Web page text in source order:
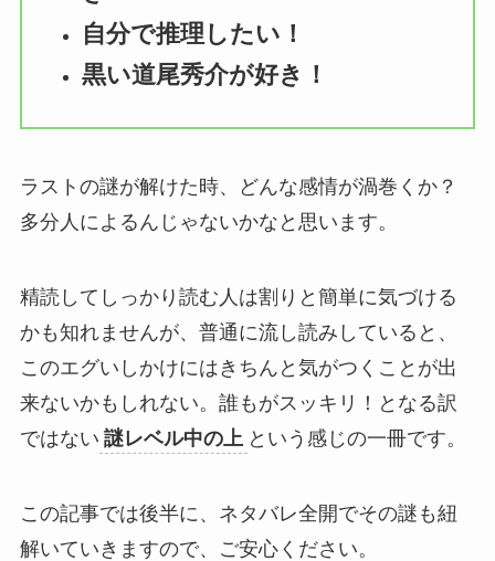
自分で推理したい！
黒い道尾秀介が好き！
ラストの謎が解けた時、どんな感情が渦巻くか？
多分人によるんじゃないかなと思います。
精読してしっかり読む人は割りと簡単に気づける
かも知れませんが、普通に流し読みしていると、
このエグいしかけにはきちんと気がつくことが出
来ないかもしれない。誰もがスッキリ！となる訳
ではない 謎レベル中の上 という感じの一冊です。
この記事では後半に、ネタバレ全開でその謎も紐
解いていきますので、ご安心ください。